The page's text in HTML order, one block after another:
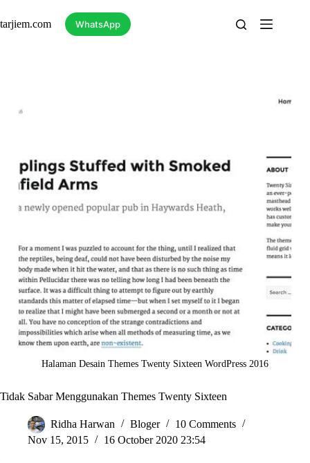
content
tarjiem.com WhatsApp
Halaman Desain Themes Twenty Sixteen WordPress 2016
Tidak Sabar Menggunakan Themes Twenty Sixteen
Ridha Harwan Bloger
10 Comments
Nov 15, 2015
16 October 2020 23:54